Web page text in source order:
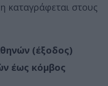
καταγράφεται στους
(έξοδος)
έως κόμβος